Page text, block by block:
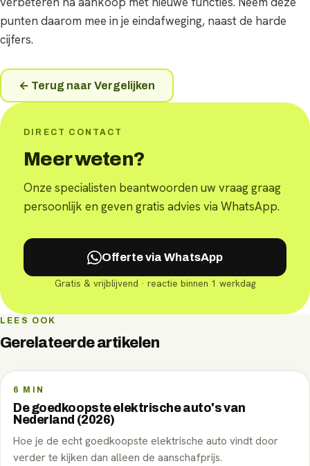
punten daarom mee in je eindafweging, naast de harde
cijfers.
← Terug naarVergelijken
DIRECT CONTACT
Meer weten?
Onze specialisten beantwoorden uw vraag graag
persoonlijk en geven gratis advies via WhatsApp.
Offerte via WhatsApp
Gratis & vrijblijvend · reactie binnen 1 werkdag
LEES OOK
Gerelateerde artikelen
6 MIN
De goedkoopste elektrische auto's van
Nederland (2026)
Hoe je de echt goedkoopste elektrische auto vindt door
verder te kijken dan alleen de aanschafprijs.